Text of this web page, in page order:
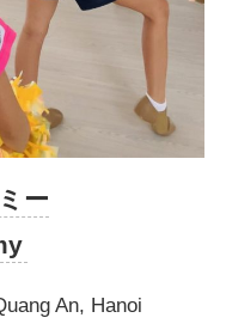
ー
An, Hanoi